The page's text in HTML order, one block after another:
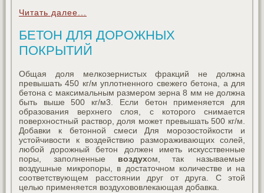
Читать далее...
БЕТОН ДЛЯ ДОРОЖНЫХ
ПОКРЫТИЙ
Общая доля мелкозернистых фракций не должна
превышать 450 кг/м уплотненного свежего бетона, а для
бетона с максимальным размером зерна 8 мм не должна
быть выше 500 кг/м3. Если бетон применяется для
образования верхнего слоя, с которого снимается
поверхностный раствор, доля может превышать 500 кг/м.
Добавки к бетонной смеси Для морозостойкости и
устойчивости к воздействию размораживающих солей,
любой дорожный бетон должен иметь искусственные
поры, заполненные воздухом, так называемые
воздушные микропоры, в достаточном количестве и на
соответствующем расстоянии друг от друга. С этой
целью применяется воздухововлекающая добавка.